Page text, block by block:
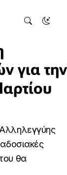
για την
θα